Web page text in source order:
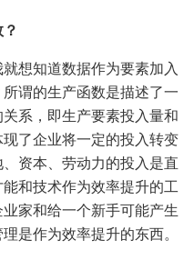
想知道数据作为要素加入
谓的生产函数是描述了一
系，即生产要素投入量和
了企业将一定的投入转变
资本、劳动力的投入是直
和技术作为效率提升的工
家和给一个新手可能产生
是作为效率提升的东西。